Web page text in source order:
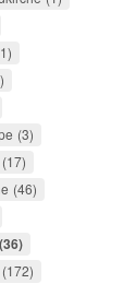
1
3
17
46
36
172